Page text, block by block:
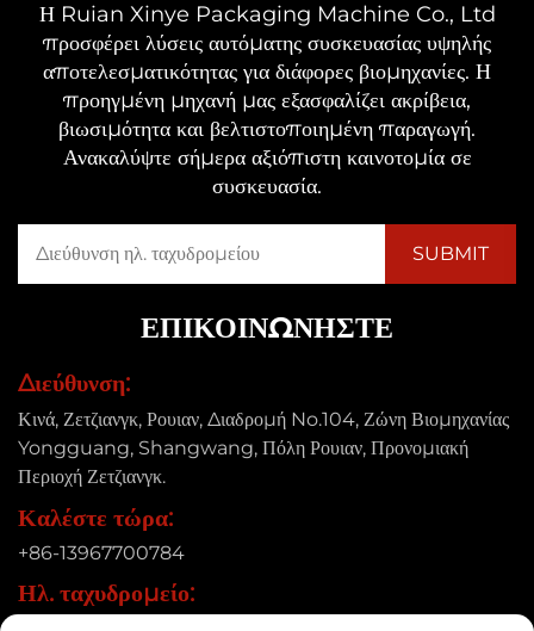
Η Ruian Xinye Packaging Machine Co., Ltd
προσφέρει λύσεις αυτόματης συσκευασίας υψηλής
αποτελεσματικότητας για διάφορες βιομηχανίες. Η
προηγμένη μηχανή μας εξασφαλίζει ακρίβεια,
βιωσιμότητα και βελτιστοποιημένη παραγωγή.
Ανακαλύψτε σήμερα αξιόπιστη καινοτομία σε
συσκευασία.
ΕΠΙΚΟΙΝΩΝΉΣΤΕ
Διεύθυνση:
Κινά, Ζετζιανγκ, Ρουιαν, Διαδρομή No.104, Ζώνη Βιομηχανίας
Yongguang, Shangwang, Πόλη Ρουιαν, Προνομιακή
Περιοχή Ζετζιανγκ.
Καλέστε τώρα:
+86-13967700784
Ηλ. ταχυδρομείο: